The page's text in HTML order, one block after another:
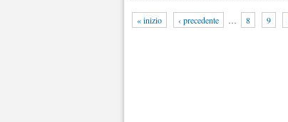
« inizio ‹ precedente … 8 9